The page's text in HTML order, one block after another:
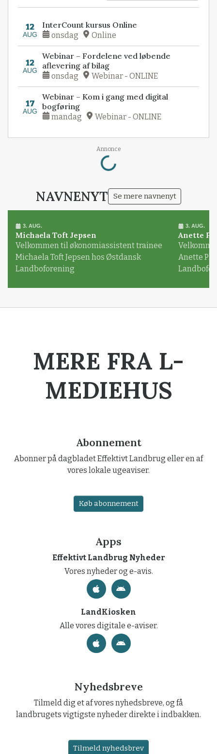
12
AUG
InterCount kursus Online
onsdag Online
12
AUG
Webinar – Fordelene ved løbende
aflevering af bilag
onsdag Webinar - ONLINE
17
AUG
Webinar – Kom i gang med digital
bogføring
mandag Webinar - ONLINE
Annonce
Loading...
NAVNENYT Se mere navnenyt
3. AUG.
Michaela Toft Jepsen
Velkommen til økonomiassistent trainee
Michaela Toft Jepsen hos Østdansk
Landboforening
3. AUG.
Anette
Anette
MERE FRA L-
MEDIEHUS
Abonnement
Abonner på dagbladet Effektivt Landbrug eller en af
vores lokale ugeaviser.
Køb abonnement
Apps
Effektivt Landbrug Nyheder
Vores nyheder og e-avis.
LandKiosken
Alle vores digitale e-aviser.
Nyhedsbreve
Tilmeld dig et af vores nyhedsbreve, og få
landbrugets vigtigste nyheder direkte i indbakken.
Tilmeld nyhedsbrev